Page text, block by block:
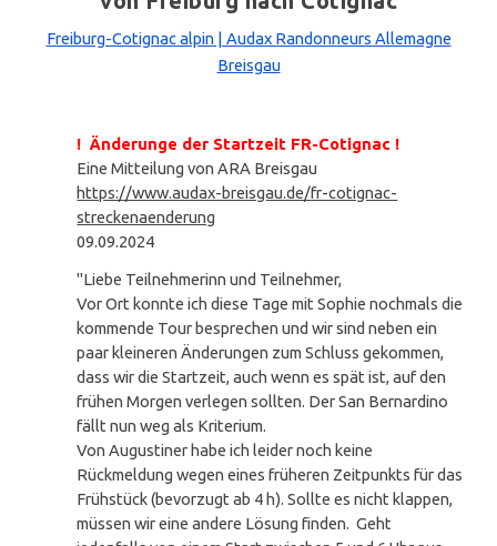
Freiburg-Cotignac alpin | Audax Randonneurs Allemagne
Breisgau
! Änderunge der Startzeit FR-Cotignac !
Eine Mitteilung von ARA Breisgau
https://www.audax-breisgau.de/fr-cotignac-
streckenaenderung
09.09.2024
"Liebe Teilnehmerinn und Teilnehmer,
Vor Ort konnte ich diese Tage mit Sophie nochmals die
kommende Tour besprechen und wir sind neben ein
paar kleineren Änderungen zum Schluss gekommen,
dass wir die Startzeit, auch wenn es spät ist, auf den
frühen Morgen verlegen sollten. Der San Bernardino
fällt nun weg als Kriterium.
Von Augustiner habe ich leider noch keine
Rückmeldung wegen eines früheren Zeitpunkts für das
Frühstück (bevorzugt ab 4 h). Sollte es nicht klappen,
müssen wir eine andere Lösung finden. Geht